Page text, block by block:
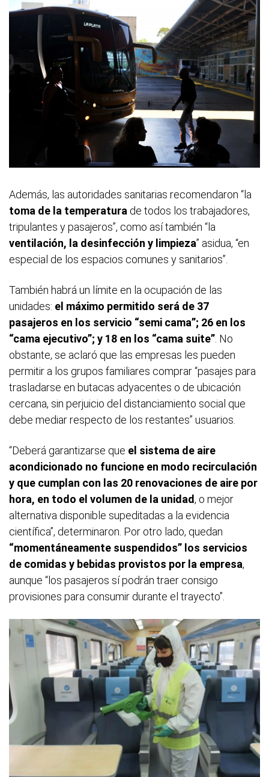
Además, las autoridades sanitarias recomendaron “la
toma de la temperatura de todos los trabajadores,
tripulantes y pasajeros”, como así también “la
ventilación, la desinfección y limpieza” asidua, “en
especial de los espacios comunes y sanitarios”.
También habrá un límite en la ocupación de las
unidades: el máximo permitido será de 37
pasajeros en los servicio “semi cama”; 26 en los
“cama ejecutivo”; y 18 en los “cama suite” . No
obstante, se aclaró que las empresas les pueden
permitir a los grupos familiares comprar “pasajes para
trasladarse en butacas adyacentes o de ubicación
cercana, sin perjuicio del distanciamiento social que
debe mediar respecto de los restantes” usuarios.
“Deberá garantizarse que el sistema de aire
acondicionado no funcione en modo recirculación
y que cumplan con las 20 renovaciones de aire por
hora, en todo el volumen de la unidad, o mejor
alternativa disponible supeditadas a la evidencia
científica”, determinaron. Por otro lado, quedan
“momentáneamente suspendidos” los servicios
de comidas y bebidas provistos por la empresa,
aunque “los pasajeros sí podrán traer consigo
provisiones para consumir durante el trayecto”.